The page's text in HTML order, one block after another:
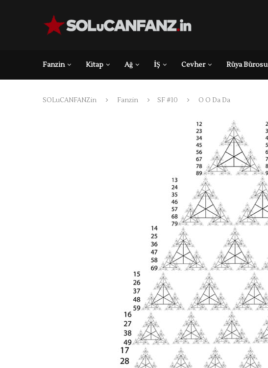
Fanzin Kitap Ağ İŞ Cevher Rüya Bürosu
SOLuCANFANZin Fanzin SF #10 O O Da Da